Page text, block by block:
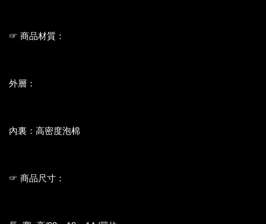
☞ 商品材質：
外層：
內裏：高密度泡棉
☞ 商品尺寸：